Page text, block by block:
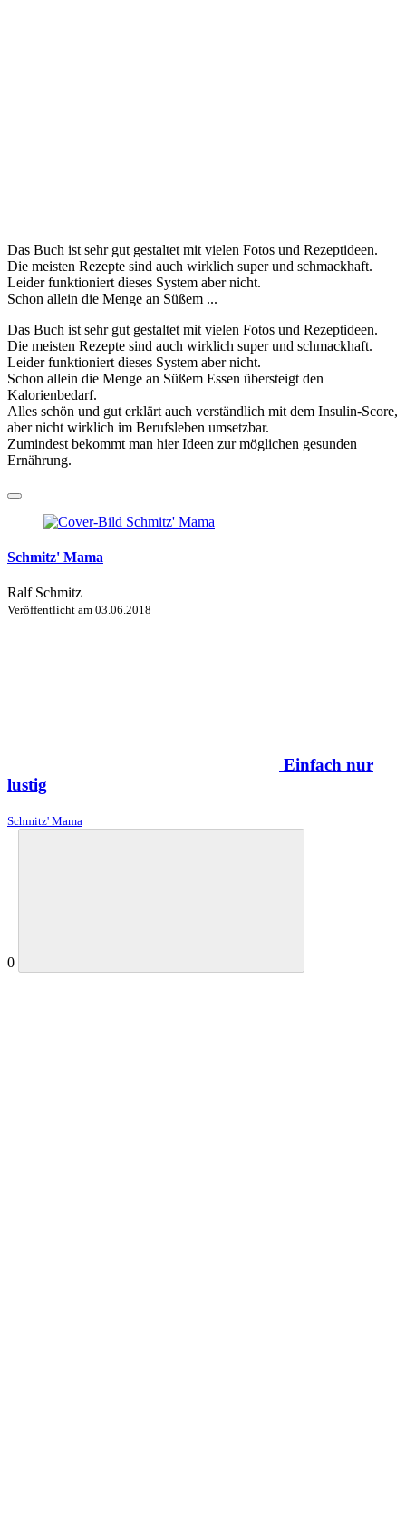
Das Buch ist sehr gut gestaltet mit vielen Fotos und Rezeptideen.
Die meisten Rezepte sind auch wirklich super und schmackhaft.
Leider funktioniert dieses System aber nicht.
Schon allein die Menge an Süßem ...
Das Buch ist sehr gut gestaltet mit vielen Fotos und Rezeptideen.
Die meisten Rezepte sind auch wirklich super und schmackhaft.
Leider funktioniert dieses System aber nicht.
Schon allein die Menge an Süßem Essen übersteigt den
Kalorienbedarf.
Alles schön und gut erklärt auch verständlich mit dem Insulin-Score,
aber nicht wirklich im Berufsleben umsetzbar.
Zumindest bekommt man hier Ideen zur möglichen gesunden
Ernährung.
Schmitz' Mama
Ralf Schmitz
Veröffentlicht am 03.06.2018
Einfach nur
lustig
Schmitz' Mama
0